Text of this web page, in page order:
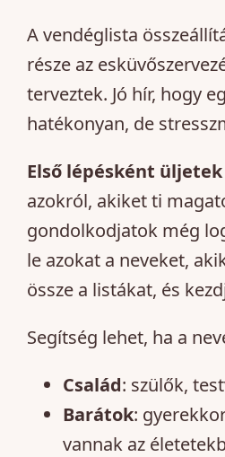
A vendéglista
része az
terveztek. Jó hír, hogy
hatékonyan, de
Első lépésként
azokról, akiket ti
gondolkodjatok még
le azokat a neveket,
össze a listákat, és
Segítség lehet, ha a
Család: szülők,
Barátok:
vannak az